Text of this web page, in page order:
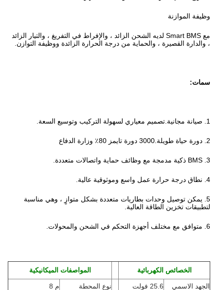
وظيفة الموازنة
مع Smart BMS لديه الشحن الزائد ، والإفراط في التفريغ ، والتيار الزائد
، والدارة القصيرة ، والحماية من درجة الحرارة الزائدة ووظيفة التوازن.
سمات:
1. صيانة مجانية.تصميم معياري لسهولة التركيب وتوسيع السعة.
2. دورة حياة طويلة.3000 دورة تايمز 80٪ وزارة الدفاع
3. BMS ذكية مدمجة مع وظائف حماية واتصالات متعددة.
4. نطاق درجة حرارة عمل واسع وموثوقية عالية.
5. يمكن توصيل وحدات بطاريات متعددة بشكل متوازٍ ، وهي مناسبة
لتطبيقات تخزين الطاقة العالية.
6. متوافق مع مختلف أجهزة التحكم في الشحن والمحولات.
الخصائص الكهربائية المواصفات الميكانيكية
الجهد الاسمي 25.6 فولت نوع المحطة
م 8